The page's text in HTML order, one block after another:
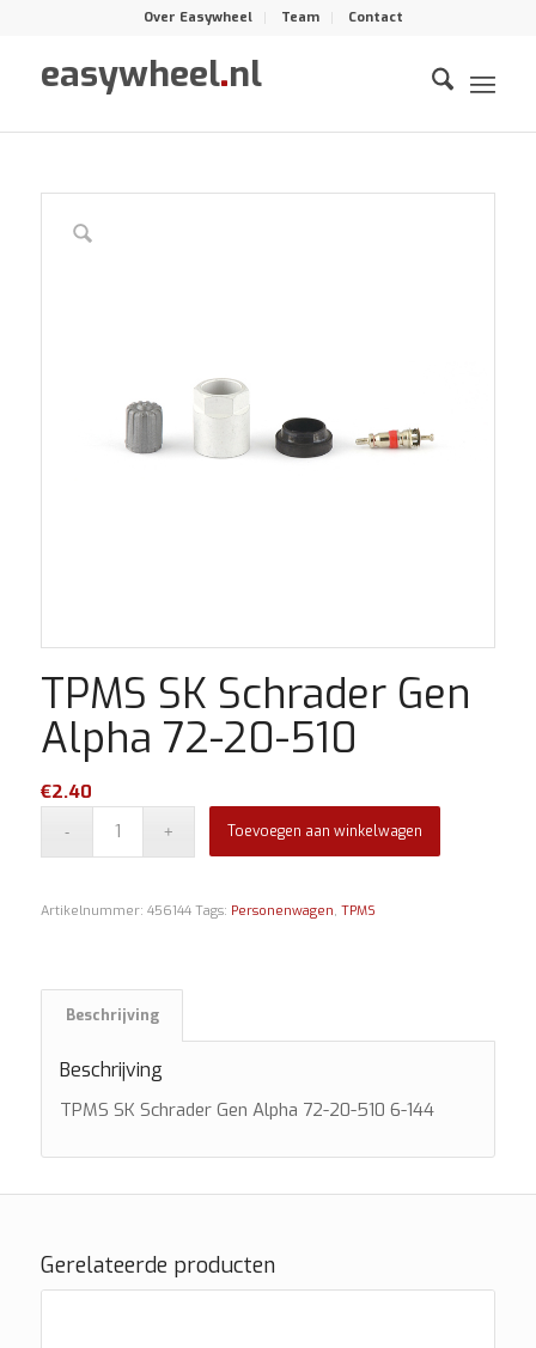
Over Easywheel Team Contact
easywheel.nl
TPMS SK Schrader Gen
Alpha 72-20-510
€2.40
Toevoegen aan winkelwagen
Artikelnummer: 456144 Tags: Personenwagen, TPMS
Beschrijving
Beschrijving
TPMS SK Schrader Gen Alpha 72-20-510 6-144
Gerelateerde producten